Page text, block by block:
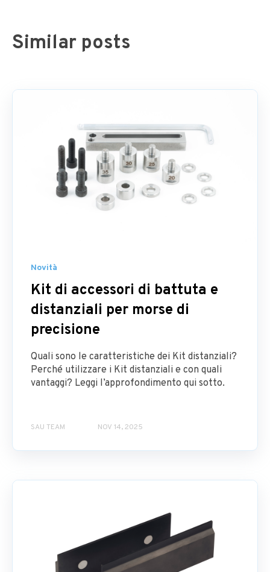
Similar posts
Novità
Kit di accessori di battuta e
distanziali per morse di
precisione
Quali sono le caratteristiche dei Kit distanziali?
Perché utilizzare i Kit distanziali e con quali
vantaggi? Leggi l’approfondimento qui sotto.
SAU TEAM NOV 14, 2025